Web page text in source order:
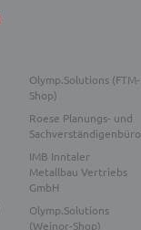
Olymp.Solutions (FTM-
Shop)
Roese Planungs- und
Sachverständigenbüro
IMB Inntaler
Metallbau Vertriebs
GmbH
Olymp.Solutions
(Weinor-Shop)